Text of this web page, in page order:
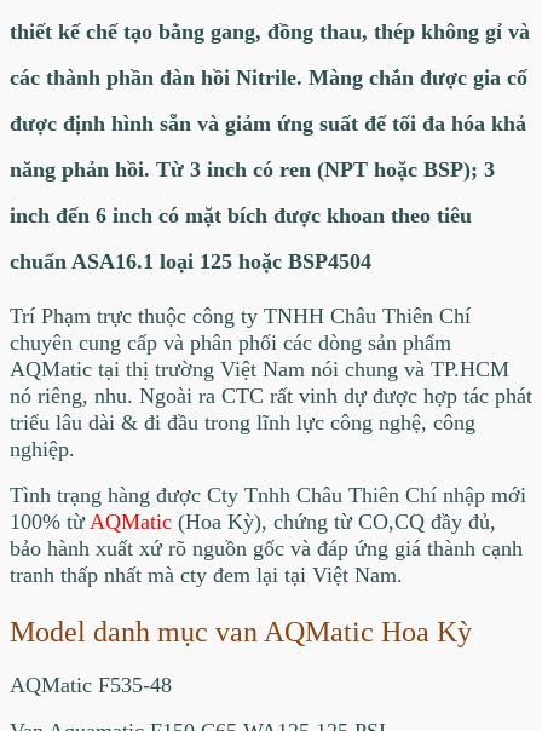
thiết kế chế tạo bằng gang, đồng thau, thép không gỉ và
các thành phần đàn hồi Nitrile. Màng chắn được gia cố
được định hình sẵn và giảm ứng suất để tối đa hóa khả
năng phản hồi. Từ 3 inch có ren (NPT hoặc BSP); 3
inch đến 6 inch có mặt bích được khoan theo tiêu
chuẩn ASA16.1 loại 125 hoặc BSP4504
Trí Phạm trực thuộc công ty TNHH Châu Thiên Chí
chuyên cung cấp và phân phối các dòng sản phẩm
AQMatic tại thị trường Việt Nam nói chung và TP.HCM
nó riêng, nhu. Ngoài ra CTC rất vinh dự được hợp tác phát
triểu lâu dài & đi đầu trong lĩnh lực công nghệ, công
nghiệp.
Tình trạng hàng được Cty Tnhh Châu Thiên Chí nhập mới
100% từ AQMatic (Hoa Kỳ), chứng từ CO,CQ đầy đủ,
bảo hành xuất xứ rõ nguồn gốc và đáp ứng giá thành cạnh
tranh thấp nhất mà cty đem lại tại Việt Nam.
Model danh mục van AQMatic Hoa Kỳ
AQMatic F535-48